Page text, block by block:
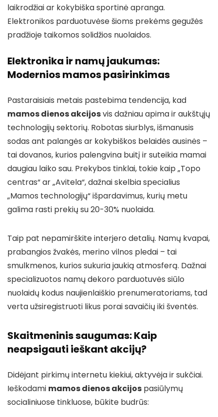
laikrodžiai ar kokybiška sportinė apranga.
Elektronikos parduotuvėse šioms prekėms gegužės
pradžioje taikomos solidžios nuolaidos.
Elektronika ir namų jaukumas:
Modernios mamos pasirinkimas
Pastaraisiais metais pastebima tendencija, kad
mamos dienos akcijosvis dažniau apima ir aukštųjų
technologijų sektorių. Robotas siurblys, išmanusis
sodas ant palangės ar kokybiškos belaidės ausinės –
tai dovanos, kurios palengvina buitį ir suteikia mamai
daugiau laiko sau. Prekybos tinklai, tokie kaip „Topo
centras“ ar „Avitela“, dažnai skelbia specialius
„Mamos technologijų“ išpardavimus, kurių metu
galima rasti prekių su 20-30% nuolaida.
Taip pat nepamirškite interjero detalių. Namų kvapai,
prabangios žvakės, merino vilnos pledai – tai
smulkmenos, kurios sukuria jaukią atmosferą. Dažnai
specializuotos namų dekoro parduotuvės siūlo
nuolaidų kodus naujienlaiškio prenumeratoriams, tad
verta užsiregistruoti likus porai savaičių iki šventės.
Skaitmeninis saugumas: Kaip
neapsigauti ieškant akcijų?
Didėjant pirkimų internetu kiekiui, aktyvėja ir sukčiai.
Ieškodami mamos dienos akcijos pasiūlymų
socialiniuose tinkluose, būkite budrūs: